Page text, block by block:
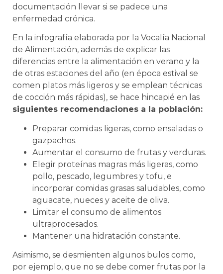
documentación llevar si se padece una
enfermedad crónica.
En la infografía elaborada por la Vocalía Nacional
de Alimentación, además de explicar las
diferencias entre la alimentación en verano y la
de otras estaciones del año (en época estival se
comen platos más ligeros y se emplean técnicas
de cocción más rápidas), se hace hincapié en las
siguientes recomendaciones a la población:
Preparar comidas ligeras, como ensaladas o
gazpachos.
Aumentar el consumo de frutas y verduras.
Elegir proteínas magras más ligeras, como
pollo, pescado, legumbres y tofu, e
incorporar comidas grasas saludables, como
aguacate, nueces y aceite de oliva.
Limitar el consumo de alimentos
ultraprocesados.
Mantener una hidratación constante.
Asimismo, se desmienten algunos bulos como,
por ejemplo, que no se debe comer frutas por la